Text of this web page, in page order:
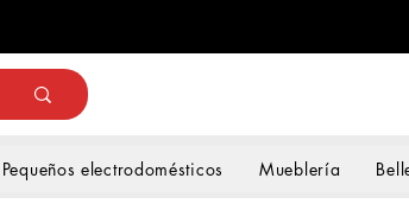
Pequeños electrodomésticos Mueblería